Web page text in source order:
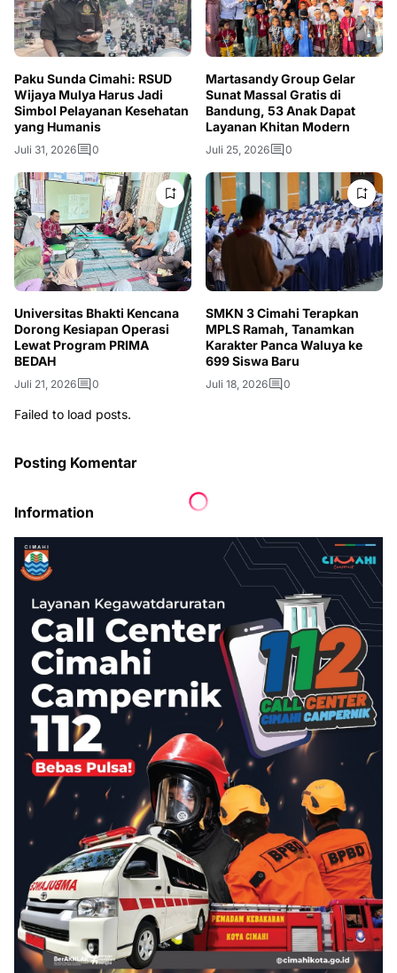
Paku Sunda Cimahi: RSUD
Wijaya Mulya Harus Jadi
Simbol Pelayanan Kesehatan
yang Humanis
Juli 31, 2026 0
Martasandy Group Gelar
Sunat Massal Gratis di
Bandung, 53 Anak Dapat
Layanan Khitan Modern
Juli 25, 2026 0
Universitas Bhakti Kencana
Dorong Kesiapan Operasi
Lewat Program PRIMA
BEDAH
Juli 21, 2026 0
SMKN 3 Cimahi Terapkan
MPLS Ramah, Tanamkan
Karakter Panca Waluya ke
699 Siswa Baru
Juli 18, 2026 0
Failed to load posts.
Posting Komentar
Information